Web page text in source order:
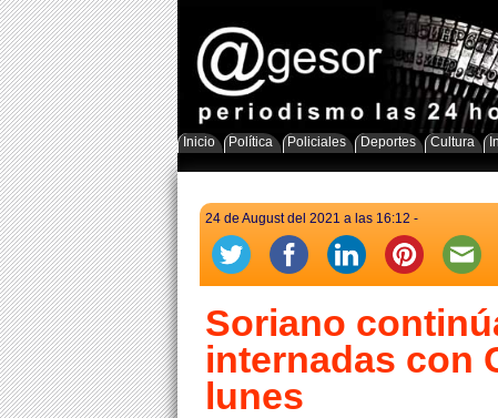
Inicio Política Policiales Deportes Cultura
24 de August del 2021 a las 16:12 -
Soriano
internadas con
lunes